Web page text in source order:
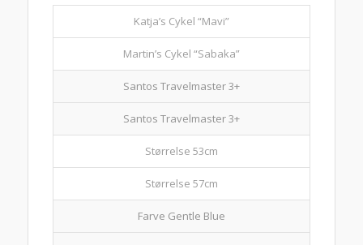
Katja’s Cykel “Mavi”
Martin’s Cykel “Sabaka”
Santos Travelmaster 3+
Santos Travelmaster 3+
Størrelse 53cm
Størrelse 57cm
Farve Gentle Blue